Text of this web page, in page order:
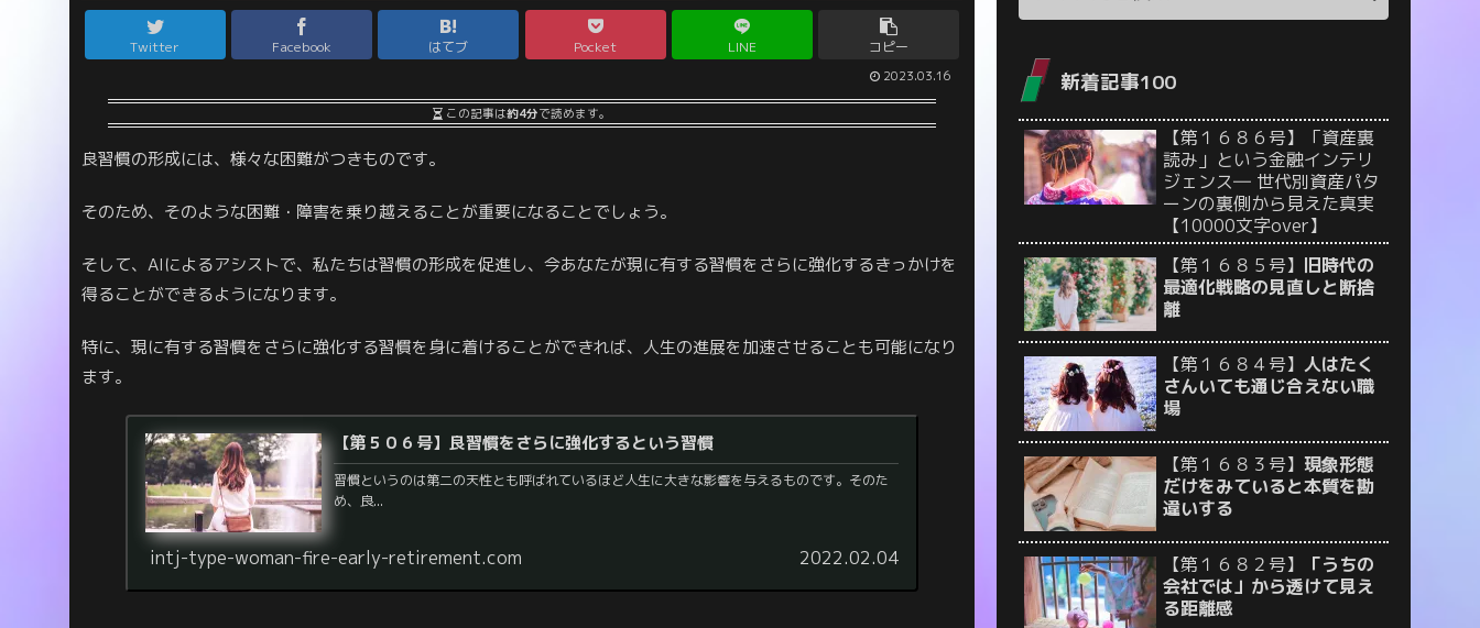
Twitter Facebook はてブ Pocket LINE コピー
2023.03.16
この記事は約4分で読めます。
良習慣の形成には、様々な困難がつきものです。
そのため、そのような困難・障害を乗り越えることが重要になることでしょう。
そして、AIによるアシストで、私たちは習慣の形成を促進し、今あなたが現に有する習慣をさらに強化するきっかけを
得ることができるようになります。
特に、現に有する習慣をさらに強化する習慣を身に着けることができれば、人生の進展を加速させることも可能になり
ます。
【第５０６号】良習慣をさらに強化するという習慣
習慣というのは第二の天性とも呼ばれているほど人生に大きな影響を与えるものです。そのた
め、良...
intj-type-woman-fire-early-retirement.com 2022.02.04
新着記事100
【第１６８６号】「資産裏
読み」という金融インテリ
ジェンス― 世代別資産パタ
ーンの裏側から見えた真実
【10000文字over】
【第１６８５号】 旧時代の
最適化戦略の見直しと断捨
離
【第１６８４号】 人はたく
さんいても通じ合えない職
場
【第１６８３号】 現象形態
だけをみていると本質を勘
違いする
【第１６８２号】
「うちの
会社では」から透けて見え
る距離感